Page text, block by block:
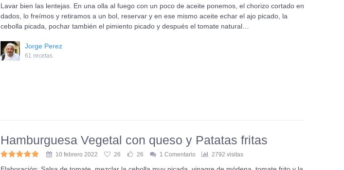
Lavar bien las lentejas. En una olla al fuego con un poco de aceite ponemos, el chorizo cortado en
dados, lo freímos y retiramos a un bol, reservar y en ese mismo aceite echar el ajo picado, la
cebolla picada, pochar también el pimiento picado y después el tomate natural…
Jorge Perez
61 recetas
Hamburguesa Vegetal con queso y Patatas fritas
10 febrero 2022 26 26 1 Comentario 2792 visitas